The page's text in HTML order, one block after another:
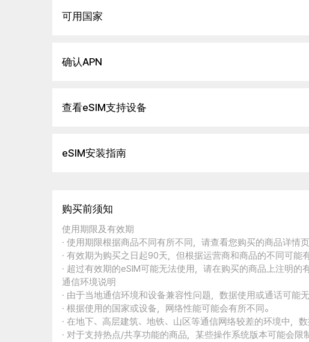
可用国家
确认APN
查看eSIM支持设备
eSIM安装指南
购买前须知
使用期限及有效期
· 使用期限根据商品不同有所不同，请查看您购买的商品详情
· 有效期为购买之日起90天，但根据运营商和商品的不同可能
· 超过有效期的eSIM可能无法使用，请在购买的商品上注明的
通信环境说明
· 由于当地通信环境和设备兼容性问题，数据使用或通话可能无
· 根据使用的国家或设备，网络性能可能会有所不同。
· 在地下、高层建筑、地铁、山区等通信网络较差的环境中，
· 对于支持热点/共享功能的商品，某些操作系统版本可能会限